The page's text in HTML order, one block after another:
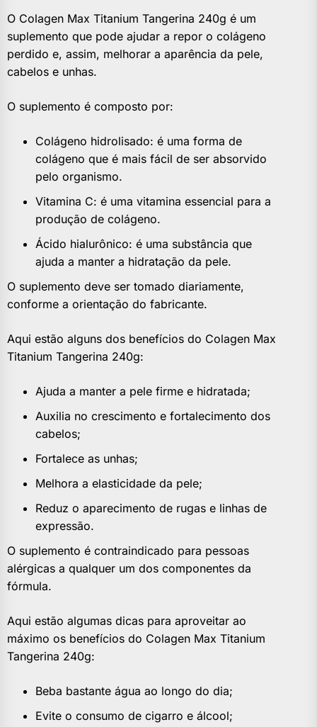
O Colagen Max Titanium Tangerina 240g é um
suplemento que pode ajudar a repor o colágeno
perdido e, assim, melhorar a aparência da pele,
cabelos e unhas.
O suplemento é composto por:
Colágeno hidrolisado: é uma forma de
colágeno que é mais fácil de ser absorvido
pelo organismo.
Vitamina C: é uma vitamina essencial para a
produção de colágeno.
Ácido hialurônico: é uma substância que
ajuda a manter a hidratação da pele.
O suplemento deve ser tomado diariamente,
conforme a orientação do fabricante.
Aqui estão alguns dos benefícios do Colagen Max
Titanium Tangerina 240g:
Ajuda a manter a pele firme e hidratada;
Auxilia no crescimento e fortalecimento dos
cabelos;
Fortalece as unhas;
Melhora a elasticidade da pele;
Reduz o aparecimento de rugas e linhas de
expressão.
O suplemento é contraindicado para pessoas
alérgicas a qualquer um dos componentes da
fórmula.
Aqui estão algumas dicas para aproveitar ao
máximo os benefícios do Colagen Max Titanium
Tangerina 240g:
Beba bastante água ao longo do dia;
Evite o consumo de cigarro e álcool;